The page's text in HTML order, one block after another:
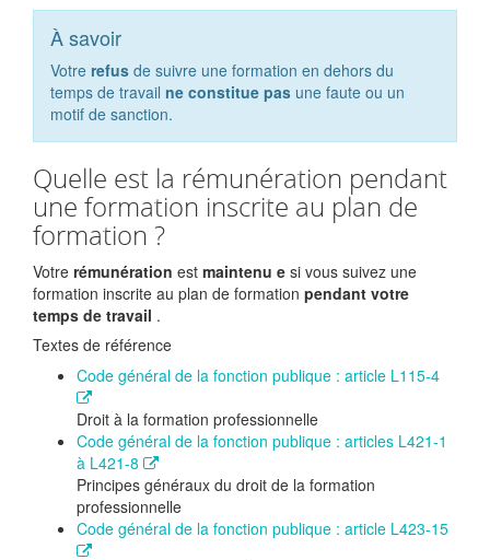
À savoir
Votre refus de suivre une formation en dehors du
temps de travail ne constitue pas une faute ou un
motif de sanction.
Quelle est la rémunération pendant
une formation inscrite au plan de
formation ?
Votre rémunération est maintenu e si vous suivez une
formation inscrite au plan de formation pendant votre
temps de travail .
Textes de référence
Code général de la fonction publique : article L115-4
Droit à la formation professionnelle
Code général de la fonction publique : articles L421-1
à L421-8
Principes généraux du droit de la formation
professionnelle
Code général de la fonction publique : article L423-15